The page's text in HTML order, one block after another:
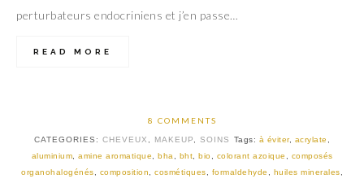
perturbateurs endocriniens et j’en passe…
READ MORE
8 COMMENTS
CATEGORIES: CHEVEUX MAKEUP SOINS Tags: à éviter, acrylate
aluminium
amine aromatique bha bht bio colorant azoique
composés
organohalogénés
composition cosmétiques formaldehyde huiles minerales